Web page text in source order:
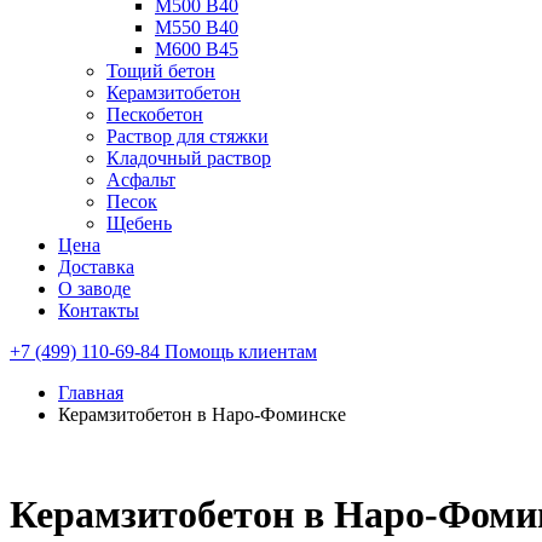
М500 В40
М550 В40
М600 В45
Тощий бетон
Керамзитобетон
Пескобетон
Раствор для стяжки
Кладочный раствор
Асфальт
Песок
Щебень
Цена
Доставка
О заводе
Контакты
+7 (499) 110-69-84 Помощь клиентам
Главная
Керамзитобетон в Наро-Фоминске
Керамзитобетон в Наро-